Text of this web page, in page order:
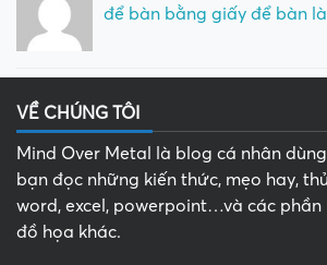
để bàn bằng giấy để bàn
VỀ CHÚNG TÔI
Mind Over Metal là blog cá nhân
bạn đọc những kiến thức, mẹo hay,
word, excel, powerpoint…và các phần
đồ họa khác.